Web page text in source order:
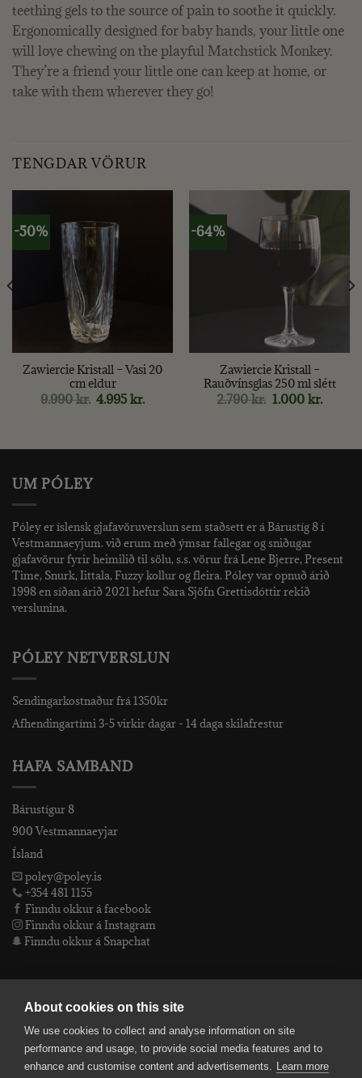
teething gels to the source of pain to soothe it quickly.
Ergonomically designed for baby hands, your little one
will love chewing on the playful Matchstick Monkey.
They’re a friend your little one can keep at home, or
take with them wherever they go!
TENGDAR VÖRUR
-50%
Zawiercie Kristall – Vasi 20
cm eldur
9.990kr. Original
price
4.995kr.
price
-64%
Zawiercie Kristall –
Rauðvínsglas 250 ml slétt
2.790kr. Original
price
1.000 kr.
price
UM PÓLEY
Póley er íslensk gjafavöruverslun sem staðsett er á Bárustíg 8 í
Vestmannaeyjum. við erum með ýmsar fallegar og sniðugar
gjafavörur fyrir heimilið til sölu, s.s. vörur frá Lene Bjerre, Present
Time, Snurk, Iittala, Fuzzy kollur og fleira. Póley var opnuð árið
1998 en síðan árið 2021 hefur Sara Sjöfn Grettisdóttir rekið
verslunina.
PÓLEY NETVERSLUN
Sendingarkostnaður frá 1350kr
Afhendingartími 3-5 virkir dagar - 14 daga skilafrestur
HAFA SAMBAND
Bárustígur 8
900 Vestmannaeyjar
Ísland
poley@poley.is
+354 481 1155
Finndu okkur á facebook
Finndu okkur á Instagram
Finndu okkur á Snapchat
Póley ehf
kt: 4905072480
About cookies on this site
We use cookies to collect and analyse information on site
performance and usage, to provide social media features and to
enhance and customise content and advertisements. Learn more